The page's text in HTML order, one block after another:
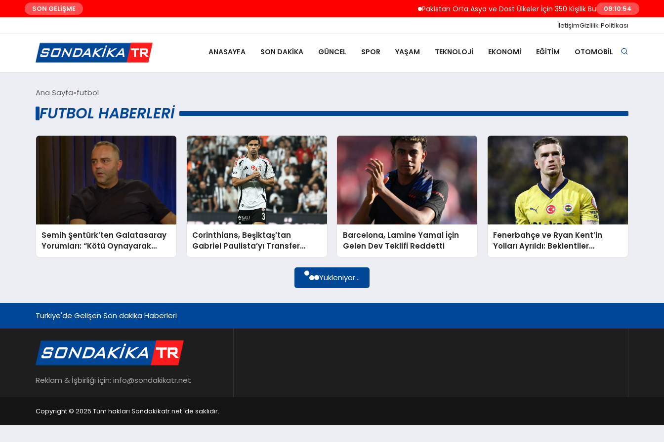
SON GELİŞME Pakistan Orta Asya ve Dost Ülkeler İçin 350 Kişilik Burs Programı Başlattı
09:10:54
İletişimGizlilik Politikası
ANASAYFA SON DAKIKA GÜNCEL SPOR YAŞAM TEKNOLOJI EKONOMI EĞITIM OTOMOBIL
Ana Sayfa futbol
FUTBOL HABERLERI
Semih Şentürk’ten Galatasaray
Yorumları: “Kötü Oynayarak
Kazanıyorlar”
Corinthians, Beşiktaş’tan
Gabriel Paulista’yı Transfer
Etmek İçin Görüşmelere Başladı
Barcelona, Lamine Yamal İçin
Gelen Dev Teklifi Reddetti
Fenerbahçe ve Ryan Kent’in
Yolları Ayrıldı: Beklentiler
Karşılanamadı
Yükleniyor...
Türkiye'de Gelişen Son dakika Haberleri
Reklam & İşbirliği için: info@sondakikatr.net
Copyright © 2025 Tüm hakları Sondakikatr.net 'de saklıdır.